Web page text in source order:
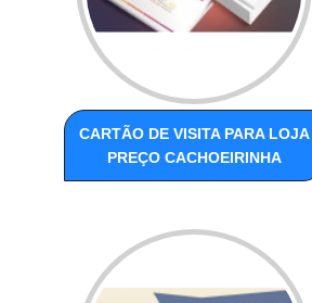
CARTÃO DE VISITA PARA LOJA
PREÇO CACHOEIRINHA